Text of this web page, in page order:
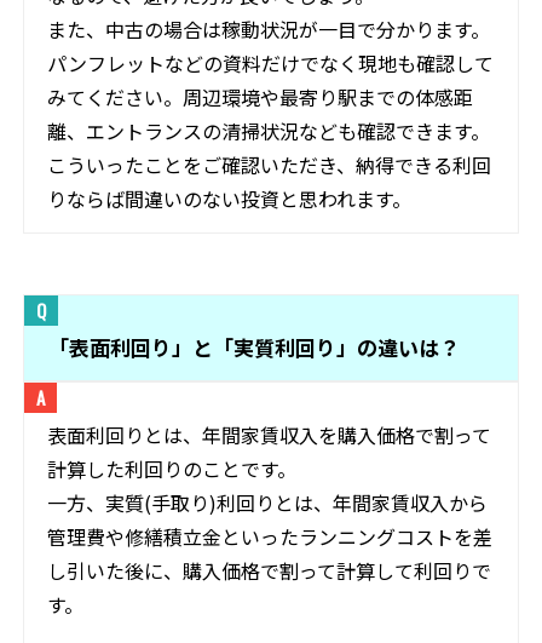
また、中古の場合は稼動状況が一目で分かります。
パンフレットなどの資料だけでなく現地も確認して
みてください。周辺環境や最寄り駅までの体感距
離、エントランスの清掃状況なども確認できます。
こういったことをご確認いただき、納得できる利回
りならば間違いのない投資と思われます。
「表面利回り」と「実質利回り」の違いは？
表面利回りとは、年間家賃収入を購入価格で割って
計算した利回りのことです。
一方、実質(手取り)利回りとは、年間家賃収入から
管理費や修繕積立金といったランニングコストを差
し引いた後に、購入価格で割って計算して利回りで
す。